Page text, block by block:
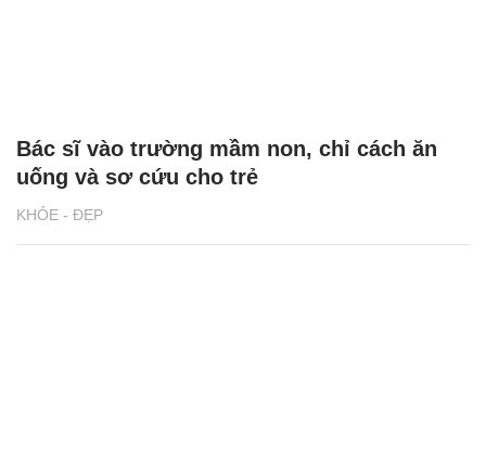
KHỎE - ĐẸP
Bác sĩ vào trường mầm non, chỉ cách ăn
uống và sơ cứu cho trẻ